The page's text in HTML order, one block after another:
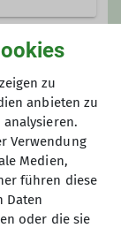
soll ...
zu
anbieten zu
Verwendung
Medien,
führen diese
Daten
oder die sie